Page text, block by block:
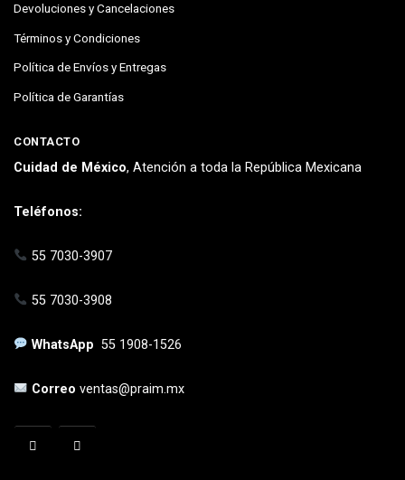
Devoluciones y Cancelaciones
Términos y Condiciones
Política de Envíos y Entregas
Política de Garantías
CONTACTO
Cuidad de México, Atención a toda la República Mexicana
Teléfonos:
55 7030-3907
55 7030-3908
WhatsApp55 1908-1526
Correoventas@praim.mx